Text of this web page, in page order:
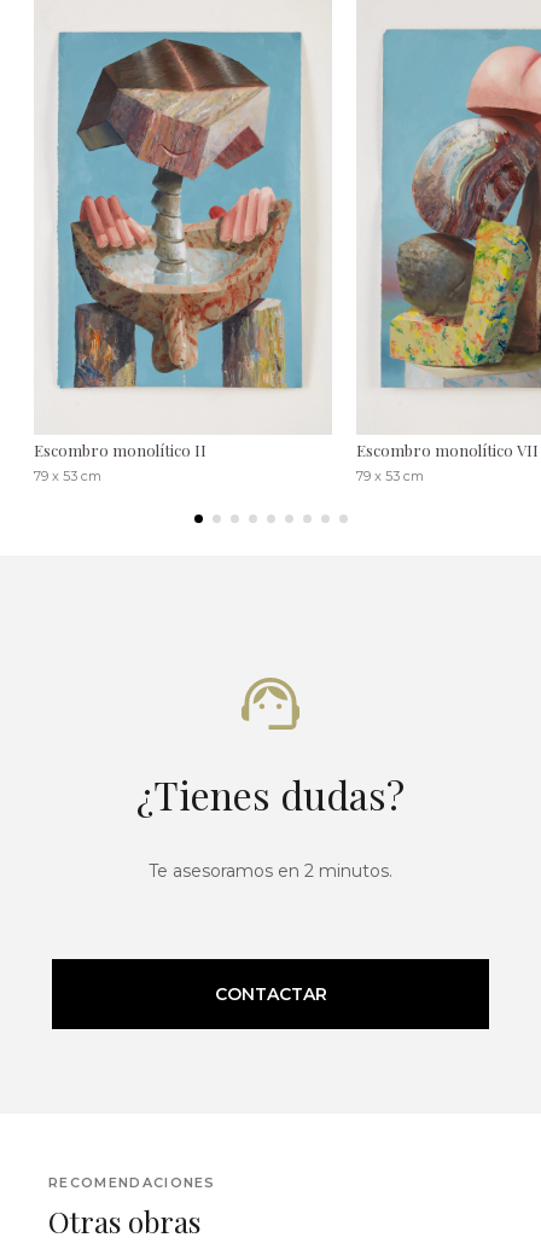
Escombro monolítico II
79 x 53 cm
Escombro monolítico VII
79 x 53 cm
¿Tienes dudas?
Te asesoramos en 2 minutos.
CONTACTAR
RECOMENDACIONES
Otras obras